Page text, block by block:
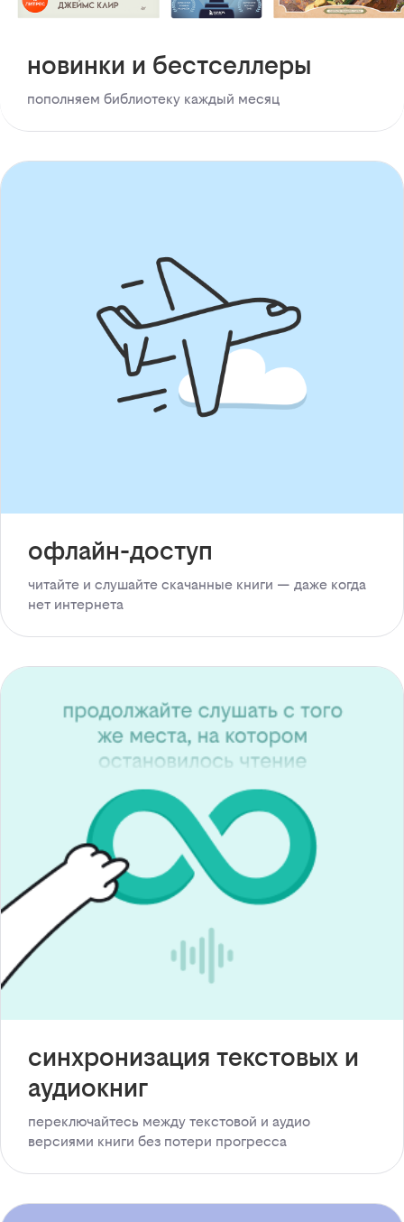
новинки и бестселлеры
пополняем библиотеку каждый месяц
офлайн-доступ
читайте и слушайте скачанные книги — даже когда
нет интернета
синхронизация текстовых и
аудиокниг
переключайтесь между текстовой и аудио
версиями книги без потери прогресса